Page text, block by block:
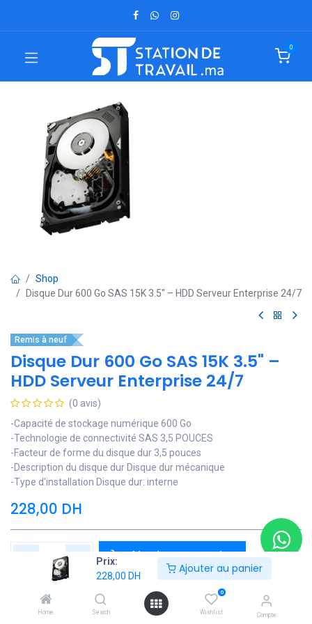
Prix:
228,00 DH
Ajouter au panier
Home Search
0
Wishlist Compte
0
Shop
Disque Dur 600 Go SAS 15K 3.5" – HDD Serveur Enterprise 24/7
Remis à neuf
Disque Dur 600 Go SAS 15K 3.5" –
HDD Serveur Enterprise 24/7
(0 avis)
-Capacité de stockage numérique 600 Go
-Technologie de connectivité SAS 3,5 POUCES
-Facteur de forme du disque dur 3,5 pouces
-Description du disque dur Disque dur mécanique
-Type d'installation Disque dur: interne
228,00 DH
Ajouter au panier
Contactez Nous